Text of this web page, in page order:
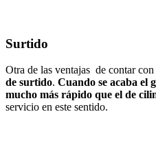
Surtido
Otra de las ventajas de contar
de surtido. Cuando se acaba el
mucho más rápido que el de
servicio en este sentido.